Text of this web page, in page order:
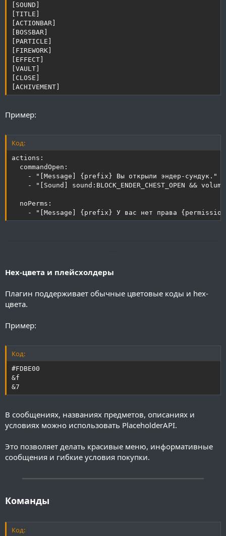
[SOUND]
[TITLE]
[ACTIONBAR]
[BOSSBAR]
[PARTICLE]
[FIREWORK]
[EFFECT]
[VAULT]
[CLOSE]
[ACHIVEMENT]
Пример:
Код:
actions:
  commandOpen:
    - "[Message] {prefix} Вы открыли эндер-сундук."
- "[Sound] sound:BLOCK_ENDER_CHEST_OPEN &&
  noPerms:
- "[Message] {prefix} У вас нет права
Hex-цвета и плейсхолдеры
Плагин поддерживает обычные цветовые коды и hex-
цвета.
Пример:
Код:
#FDBE00
&f
&7
В сообщениях, названиях предметов, описаниях и
условиях можно использовать PlaceholderAPI.
Это позволяет делать красивые меню, информативные
сообщения и гибкие условия покупки.
━━━━━━━━━━━━━━━━━━━━━━━━━━━━━━━━━━━━━━━━
Команды
Код: